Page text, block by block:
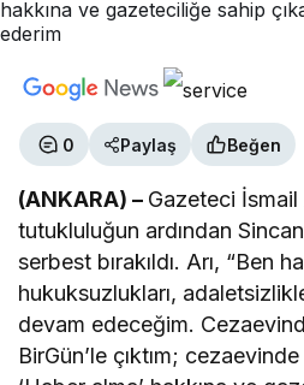
0 Paylaş Beğen
(ANKARA) – Gazeteci İsmail
tutukluluğun ardından
serbest bırakıldı. Arı, “Ben
hukuksuzlukları,
devam edeceğim.
BirGün’le çıktım;